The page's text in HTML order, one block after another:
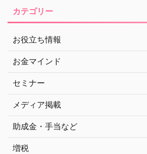
カテゴリー
お役立ち情報
お金マインド
セミナー
メディア掲載
助成金・手当など
増税